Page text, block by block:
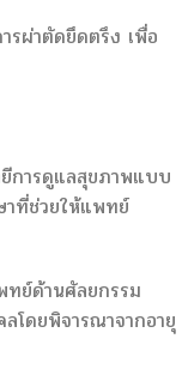
รผ่าตัดยึดตรึง เพื่อ
การดูแลสุขภาพแบบ
าที่ช่วยให้แพทย์
ทย์ด้านศัลยกรรม
โดยพิจารณาจากอายุ